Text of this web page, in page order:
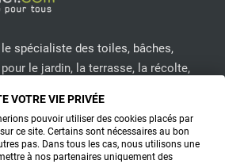
spécialiste des toiles, bâches,
le jardin, la terrasse, la récolte,
NOUS
VOTRE VIE PRIVÉE
pouvoir utiliser des cookies placés par
ce site. Certains sont nécessaires au bon
pas. Dans tous les cas, nous utilisons une
à nos partenaires uniquement des